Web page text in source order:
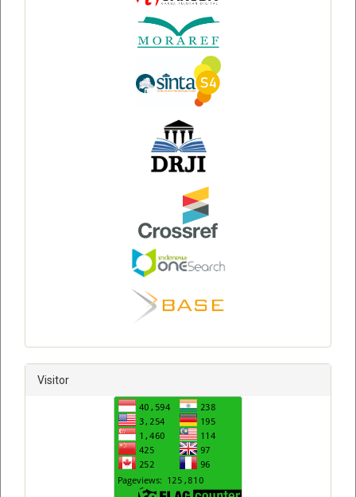
Visitor